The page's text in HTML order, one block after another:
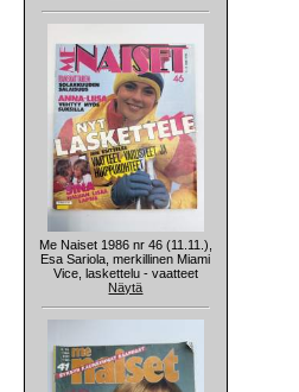
Me Naiset 1986 nr 46 (11.11.),
Esa Sariola, merkillinen Miami
Vice, laskettelu - vaatteet
Näytä